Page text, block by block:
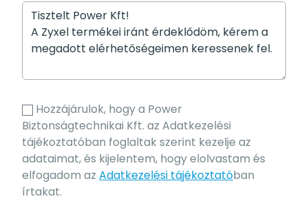
Hozzájárulok, hogy a Power
Biztonságtechnikai Kft. az Adatkezelési
tájékoztatóban foglaltak szerint kezelje az
adataimat, és kijelentem, hogy elolvastam és
elfogadom az Adatkezelési tájékoztatóban
írtakat.